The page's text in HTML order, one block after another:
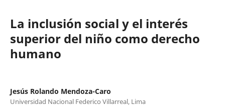
La inclusión social y el interés
superior del niño como derecho
humano
Jesús Rolando Mendoza-Caro
Universidad Nacional Federico Villarreal, Lima